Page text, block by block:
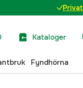
Privat
Kataloger
Fyndhörna